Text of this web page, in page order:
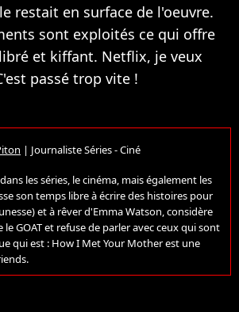
restait en surface de l'oeuvre.
sont exploités ce qui offre
et kiffant. Netflix, je veux
passé trop vite !
| Journaliste Séries - Ciné
les séries, le cinéma, mais également les
son temps libre à écrire des histoires pour
et à rêver d'Emma Watson, considère
GOAT et refuse de parler avec ceux qui sont
qui est : How I Met Your Mother est une